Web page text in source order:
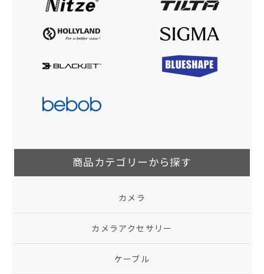
商品カテゴリーから探す
カメラ
カメラアクセサリー
ケーブル